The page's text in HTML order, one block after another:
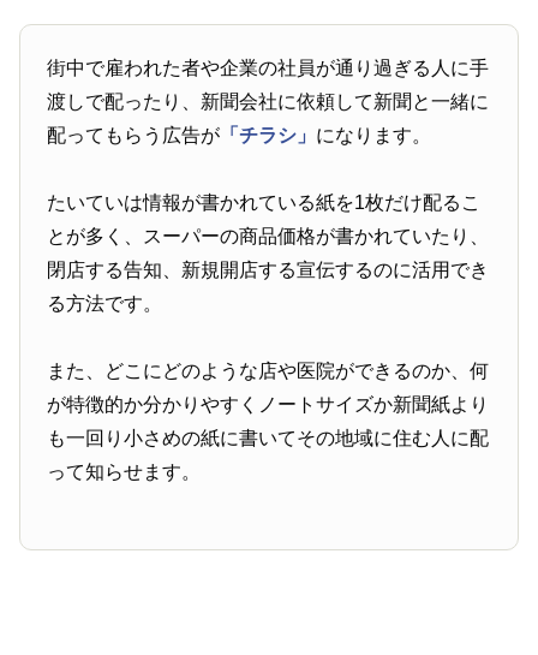
街中で雇われた者や企業の社員が通り過ぎる人に手
渡しで配ったり、新聞会社に依頼して新聞と一緒に
配ってもらう広告が 「チラシ」 になります。
たいていは情報が書かれている紙を1枚だけ配るこ
とが多く、スーパーの商品価格が書かれていたり、
閉店する告知、新規開店する宣伝するのに活用でき
る方法です。
また、どこにどのような店や医院ができるのか、何
が特徴的か分かりやすくノートサイズか新聞紙より
も一回り小さめの紙に書いてその地域に住む人に配
って知らせます。